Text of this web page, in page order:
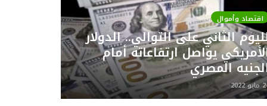
اقتصاد وأموال
الثاني على التوالي.. الدولار
يواصل ارتفاعاته أمام
المصري
2022